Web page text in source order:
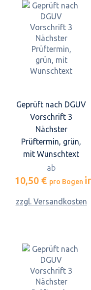
Geprüft nach DGUV
Vorschrift 3
Nächster
Prüftermin, grün,
mit Wunschtext
ab
10,50 € pro Bogen
zzgl. Versandkosten